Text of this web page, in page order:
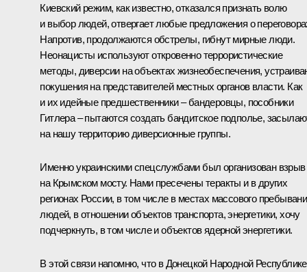
Киевский режим, как известно, отказался признать волю
и выбор людей, отвергает любые предложения о
Напротив, продолжаются обстрелы, гибнут мирные люди.
Неонацисты используют откровенно террористические
методы, диверсии на объектах жизнеобеспечения,
покушения на представителей местных органов власти. Как
и их идейные предшественники – бандеровцы, пособники
Гитлера – пытаются создать бандитское подполье,
на нашу территорию диверсионные группы.
Именно украинскими спецслужбами был организован взрыв
на Крымском мосту. Нами пресечены теракты и в других
регионах России, в том числе в местах массового
людей, в отношении объектов транспорта, энергетики, хочу
подчеркнуть, в том числе и объектов ядерной энергетики.
В этой связи напомню, что в Донецкой Народной